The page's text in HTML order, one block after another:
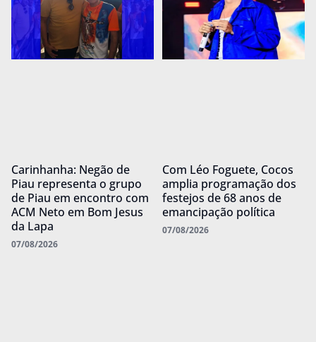
Carinhanha: Negão de
Piau representa o grupo
de Piau em encontro com
ACM Neto em Bom Jesus
da Lapa
07/08/2026
Com Léo Foguete, Cocos
amplia programação dos
festejos de 68 anos de
emancipação política
07/08/2026